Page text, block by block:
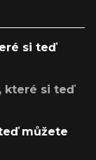
si teď
které si teď
můžete